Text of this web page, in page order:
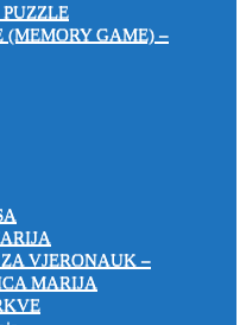
(MEMORY GAME) –
VJERONAUK –
MARIJA